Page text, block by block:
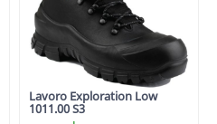
Lavoro Exploration Low
1011.00 S3